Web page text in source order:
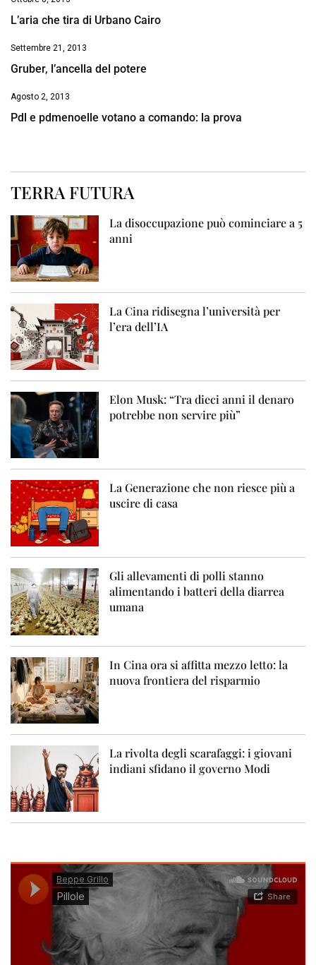
L’aria che tira di Urbano Cairo
Settembre 21, 2013
Gruber, l’ancella del potere
Agosto 2, 2013
Pdl e pdmenoelle votano a comando: la prova
TERRA FUTURA
La disoccupazione può cominciare a 5
anni
La Cina ridisegna l’università per
l’era dell’IA
Elon Musk: “Tra dieci anni il denaro
potrebbe non servire più”
La Generazione che non riesce più a
uscire di casa
Gli allevamenti di polli stanno
alimentando i batteri della diarrea
umana
In Cina ora si affitta mezzo letto: la
nuova frontiera del risparmio
La rivolta degli scarafaggi: i giovani
indiani sfidano il governo Modi